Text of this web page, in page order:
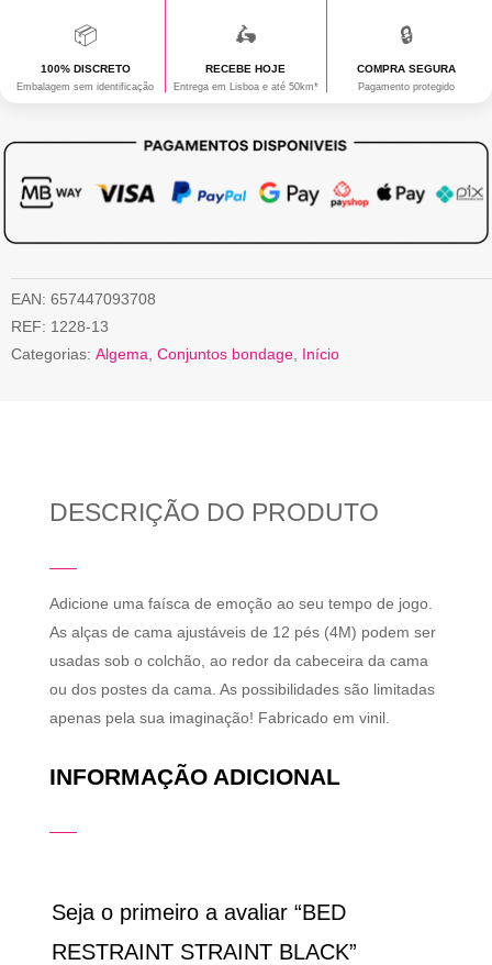
📦
100% DISCRETO
Embalagem sem identificação
🛵
RECEBE HOJE
Entrega em Lisboa e até 50km*
🔒
COMPRA SEGURA
Pagamento protegido
EAN: 657447093708
REF: 1228-13
Categorias: Algema Conjuntos bondage Início
DESCRIÇÃO DO PRODUTO
Adicione uma faísca de emoção ao seu tempo de jogo.
As alças de cama ajustáveis ​​de 12 pés (4M) podem ser
usadas sob o colchão, ao redor da cabeceira da cama
ou dos postes da cama. As possibilidades são limitadas
apenas pela sua imaginação! Fabricado em vinil.
INFORMAÇÃO ADICIONAL
Seja o primeiro a avaliar “BED
RESTRAINT STRAINT BLACK”